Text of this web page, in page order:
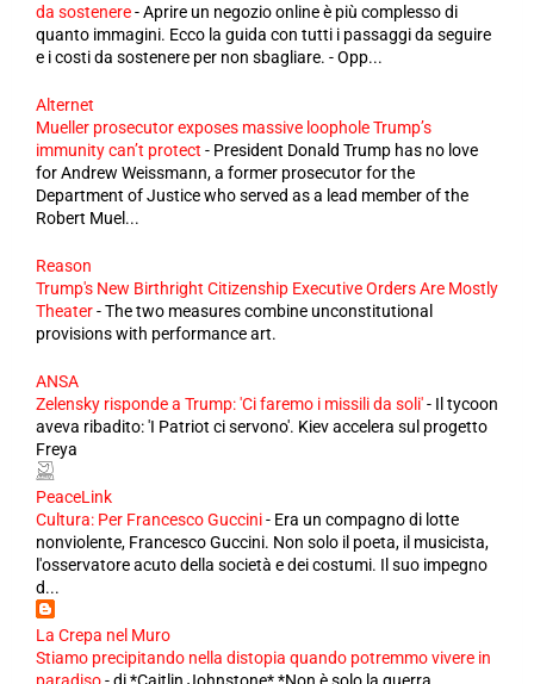
da sostenere-Aprire un negozio online è più complesso di
quanto immagini. Ecco la guida con tutti i passaggi da seguire
e i costi da sostenere per non sbagliare. - Opp...
Alternet
Mueller prosecutor exposes massive loophole Trump’s
immunity can’t protect - President Donald Trump has no love
for Andrew Weissmann, a former prosecutor for the
Department of Justice who served as a lead member of the
Robert Muel...
Reason
Trump's New Birthright Citizenship Executive Orders Are Mostly
Theater-The two measures combine unconstitutional
provisions with performance art.
ANSA
Zelensky risponde a Trump: 'Ci faremo i missili da soli'- Il tycoon
aveva ribadito: 'I Patriot ci servono'. Kiev accelera sul progetto
Freya
PeaceLink
Cultura: Per Francesco Guccini- Era un compagno di lotte
nonviolente, Francesco Guccini. Non solo il poeta, il musicista,
l'osservatore acuto della società e dei costumi. Il suo impegno
d...
La Crepa nel Muro
Stiamo precipitando nella distopia quando potremmo vivere in
paradiso-di *Caitlin Johnstone* *Non è solo la guerra,